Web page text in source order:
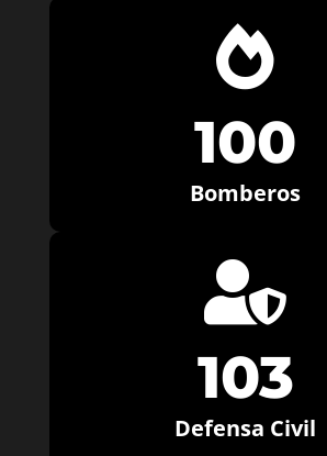

100
Bomberos

103
Defensa Civil